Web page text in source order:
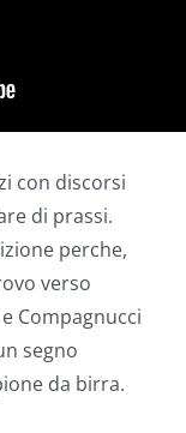
con discorsi
di prassi.
perche,
verso
Compagnucci
segno
da birra.